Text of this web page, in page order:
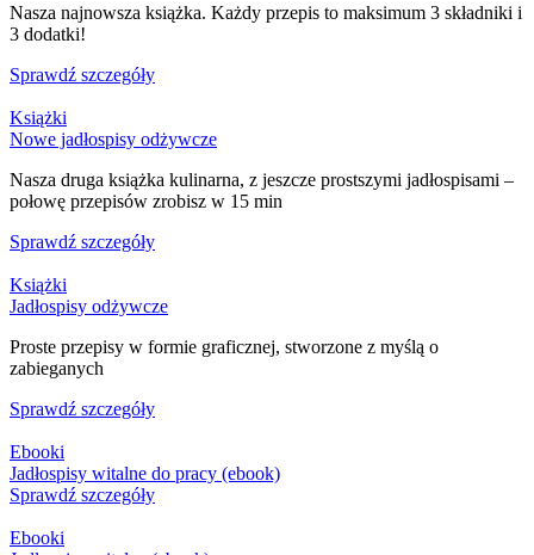
Nasza najnowsza książka. Każdy przepis to maksimum 3 składniki i
3 dodatki!
Sprawdź szczegóły
Książki
Nowe jadłospisy odżywcze
Nasza druga książka kulinarna, z jeszcze prostszymi jadłospisami –
połowę przepisów zrobisz w 15 min
Sprawdź szczegóły
Książki
Jadłospisy odżywcze
Proste przepisy w formie graficznej, stworzone z myślą o
zabieganych
Sprawdź szczegóły
Ebooki
Jadłospisy witalne do pracy (ebook)
Sprawdź szczegóły
Ebooki